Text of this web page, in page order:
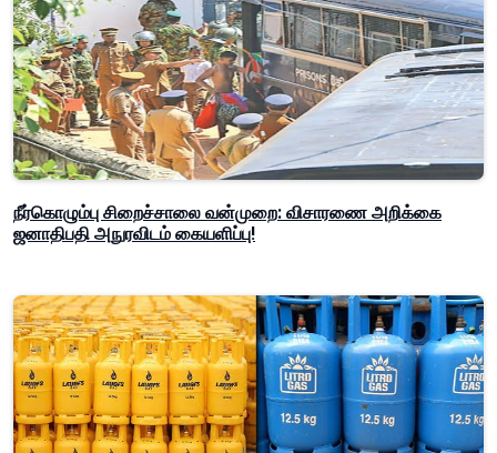
நீர்கொழும்பு சிறைச்சாலை வன்முறை: விசாரணை அறிக்கை
ஜனாதிபதி அநுரவிடம் கையளிப்பு!